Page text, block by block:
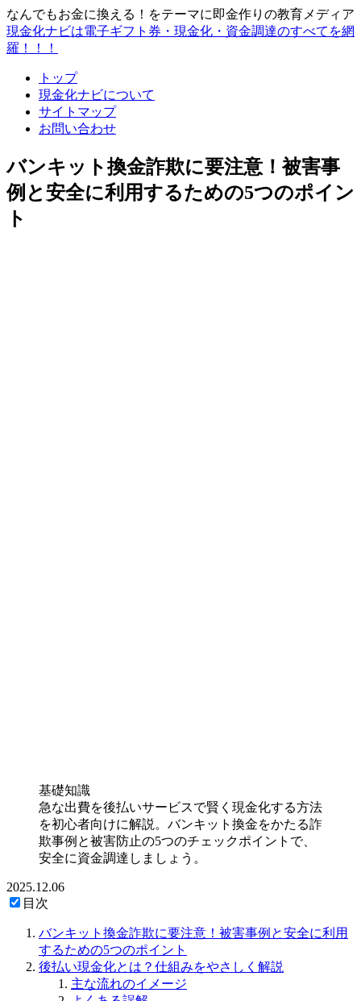
なんでもお金に換える！をテーマに即金作りの教育メディア
現金化ナビは電子ギフト券・現金化・資金調達のすべてを網
羅！！！
トップ
現金化ナビについて
サイトマップ
お問い合わせ
バンキット換金詐欺に要注意！被害事
例と安全に利用するための5つのポイン
ト
基礎知識
急な出費を後払いサービスで賢く現金化する方法
を初心者向けに解説。バンキット換金をかたる詐
欺事例と被害防止の5つのチェックポイントで、
安全に資金調達しましょう。
2025.12.06
目次
バンキット換金詐欺に要注意！被害事例と安全に利用
するための5つのポイント
後払い現金化とは？仕組みをやさしく解説
主な流れのイメージ